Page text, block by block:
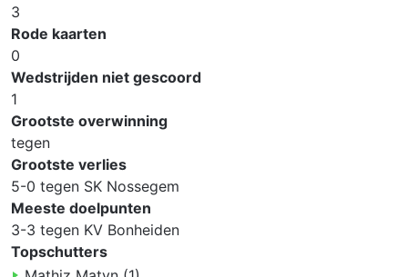
3
Rode kaarten
0
Wedstrijden niet gescoord
1
Grootste overwinning
tegen
Grootste verlies
5-0 tegen SK Nossegem
Meeste doelpunten
3-3 tegen KV Bonheiden
Topschutters